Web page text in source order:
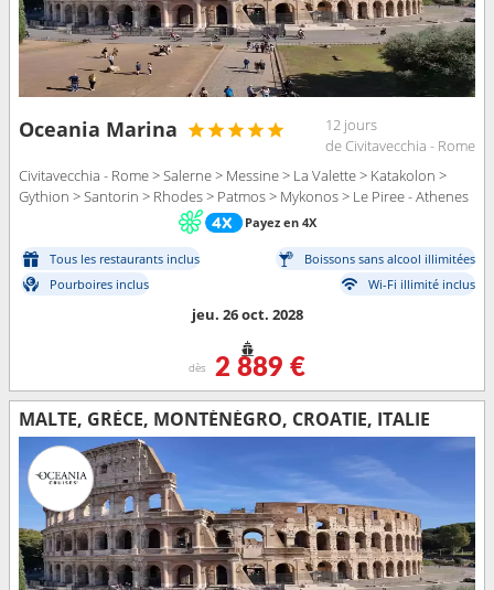
Oceania Marina
12 jours
de Civitavecchia - Rome
Civitavecchia - Rome > Salerne > Messine > La Valette > Katakolon >
Gythion > Santorin > Rhodes > Patmos > Mykonos > Le Piree - Athenes
Payez en 4X
Tous les restaurants inclus
Boissons sans alcool illimitées
Pourboires inclus
Wi-Fi illimité inclus
jeu. 26 oct. 2028
dès 2 889 €
MALTE, GRÈCE, MONTÉNÉGRO, CROATIE, ITALIE